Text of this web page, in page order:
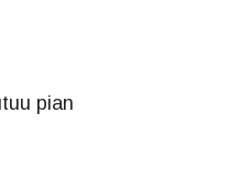
pian